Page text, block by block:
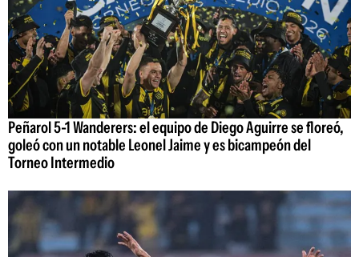
Peñarol 5-1 Wanderers: el equipo de Diego Aguirre se floreó,
goleó con un notable Leonel Jaime y es bicampeón del
Torneo Intermedio